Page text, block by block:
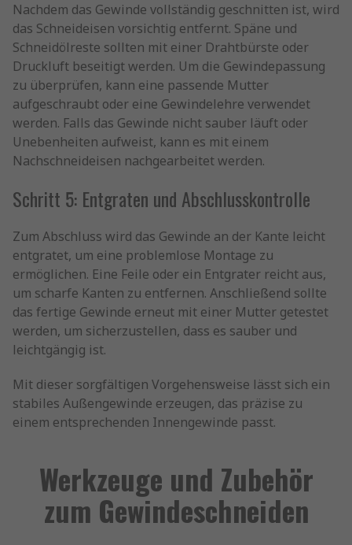
Nachdem das Gewinde vollständig geschnitten ist, wird
das Schneideisen vorsichtig entfernt. Späne und
Schneidölreste sollten mit einer Drahtbürste oder
Druckluft beseitigt werden. Um die Gewindepassung
zu überprüfen, kann eine passende Mutter
aufgeschraubt oder eine Gewindelehre verwendet
werden. Falls das Gewinde nicht sauber läuft oder
Unebenheiten aufweist, kann es mit einem
Nachschneideisen nachgearbeitet werden.
Schritt 5: Entgraten und Abschlusskontrolle
Zum Abschluss wird das Gewinde an der Kante leicht
entgratet, um eine problemlose Montage zu
ermöglichen. Eine Feile oder ein Entgrater reicht aus,
um scharfe Kanten zu entfernen. Anschließend sollte
das fertige Gewinde erneut mit einer Mutter getestet
werden, um sicherzustellen, dass es sauber und
leichtgängig ist.
Mit dieser sorgfältigen Vorgehensweise lässt sich ein
stabiles Außengewinde erzeugen, das präzise zu
einem entsprechenden Innengewinde passt.
Werkzeuge und Zubehör
zum Gewindeschneiden